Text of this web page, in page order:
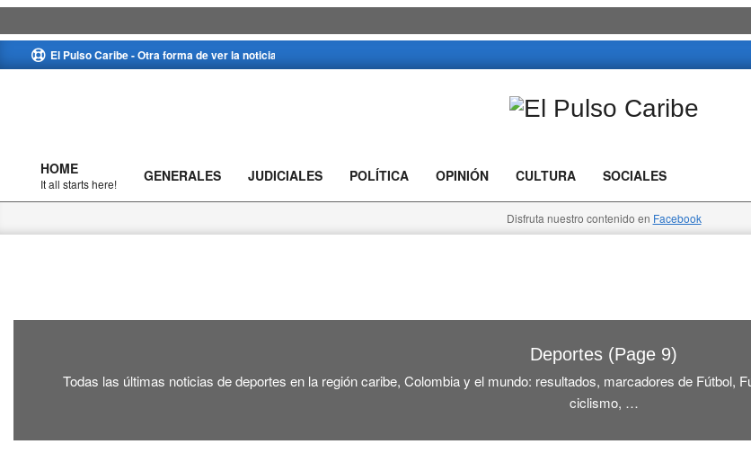
to
El Pulso Caribe - Otra forma de ver la noticia
Caribe
Primary
Navigation
HOME
It all starts here! GENERALES JUDICIALES POLÍTICA OPINIÓN CULTURA SOCIALES
Disfruta nuestro contenido en Facebook
Deportes (Page 9)
Todas las últimas noticias de deportes en la región caribe, Colombia y el mundo: resultados, marcadores de Fútbol,
ciclismo, …